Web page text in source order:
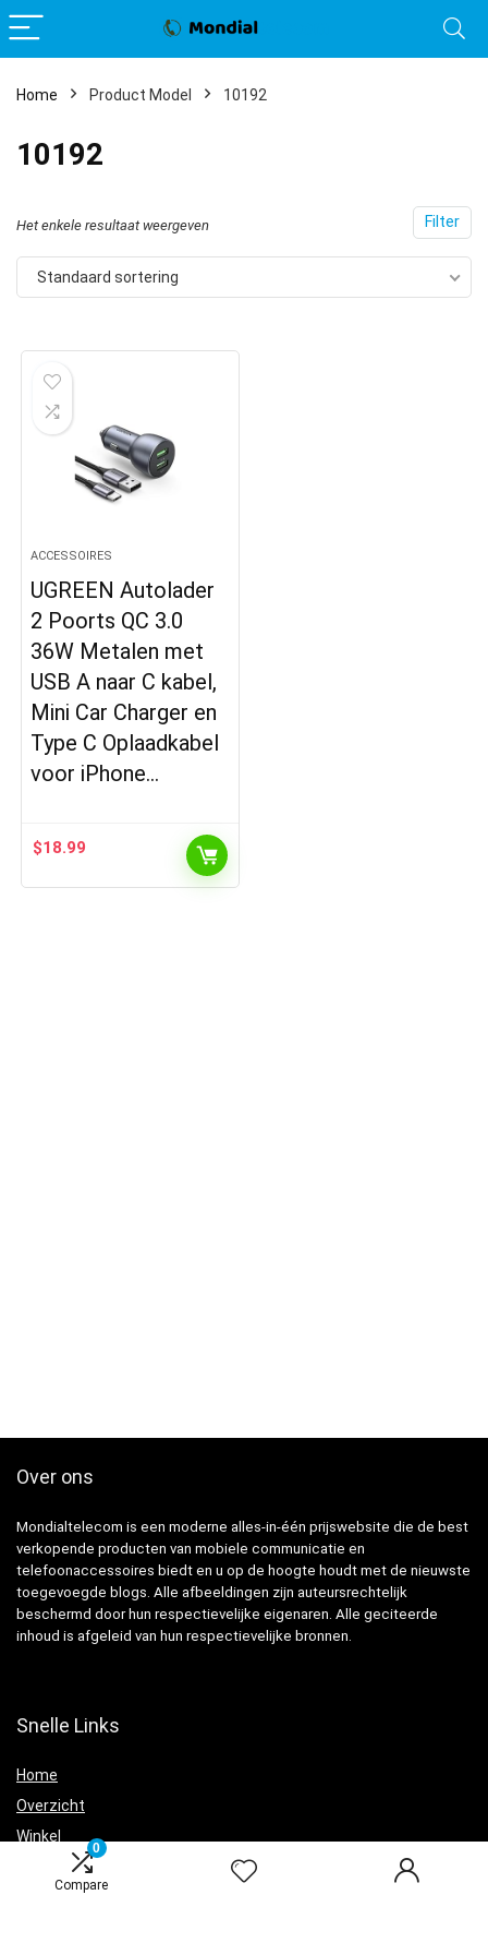
0
Compare
Home Product Model 10192
10192
Filter
Het enkele resultaat weergeven
Standaard sortering
ACCESSOIRES
UGREEN Autolader
2 Poorts QC 3.0
36W Metalen met
USB A naar C kabel,
Mini Car Charger en
Type C Oplaadkabel
voor iPhone…
$18.99
Over ons
Mondialtelecom is een moderne alles-in-één prijswebsite die de best
verkopende producten van mobiele communicatie en
telefoonaccessoires biedt en u op de hoogte houdt met de nieuwste
toegevoegde blogs. Alle afbeeldingen zijn auteursrechtelijk
beschermd door hun respectievelijke eigenaren. Alle geciteerde
inhoud is afgeleid van hun respectievelijke bronnen.
Snelle Links
Home
Overzicht
Winkel
Adverteren